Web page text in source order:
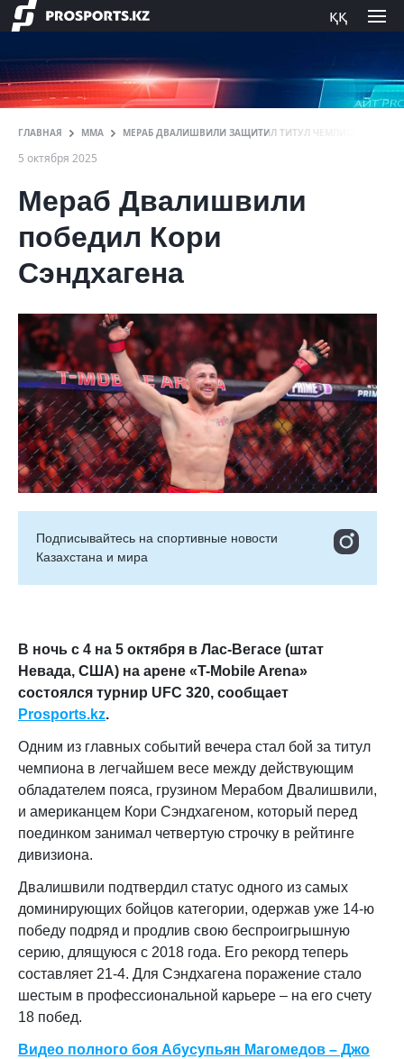
ққ
ГЛАВНАЯ ММА МЕРАБ ДВАЛИШВИЛИ ЗАЩИТИЛ ТИТУЛ ЧЕМПИОНА UFC И
5 октября 2025
Мераб Двалишвили
победил Кори
Сэндхагена
Подписывайтесь на cпортивные новости
Казахстана и мира
В ночь с 4 на 5 октября в Лас-Вегасе (штат
Невада, США) на арене «T-Mobile Arena»
состоялся турнир UFC 320, сообщает
Prosports.kz.
Одним из главных событий вечера стал бой за титул
чемпиона в легчайшем весе между действующим
обладателем пояса, грузином Мерабом Двалишвили,
и американцем Кори Сэндхагеном, который перед
поединком занимал четвертую строчку в рейтинге
дивизиона.
Двалишвили подтвердил статус одного из самых
доминирующих бойцов категории, одержав уже 14-ю
победу подряд и продлив свою беспроигрышную
серию, длящуюся с 2018 года. Его рекорд теперь
составляет 21-4. Для Сэндхагена поражение стало
шестым в профессиональной карьере – на его счету
18 побед.
Видео полного боя Абусупьян Магомедов – Джо